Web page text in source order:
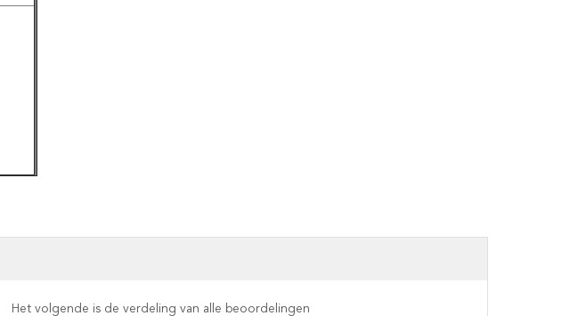
Het volgende is de verdeling van alle beoordelingen